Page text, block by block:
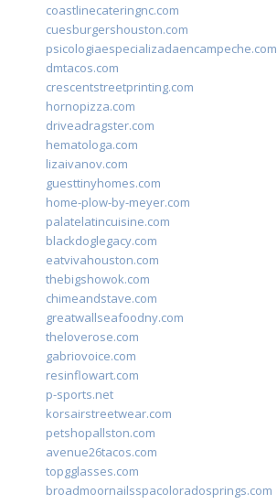
coastlinecateringnc.com
cuesburgershouston.com
psicologiaespecializadaencampeche.com
dmtacos.com
crescentstreetprinting.com
hornopizza.com
driveadragster.com
hematologa.com
lizaivanov.com
guesttinyhomes.com
home-plow-by-meyer.com
palatelatincuisine.com
blackdoglegacy.com
eatvivahouston.com
thebigshowok.com
chimeandstave.com
greatwallseafoodny.com
theloverose.com
gabriovoice.com
resinflowart.com
p-sports.net
korsairstreetwear.com
petshopallston.com
avenue26tacos.com
topgglasses.com
broadmoornailsspacoloradosprings.com